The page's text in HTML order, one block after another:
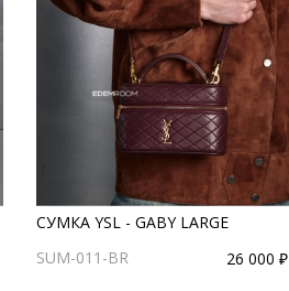
СУМКА YSL - GABY LARGE
SUM-011-BR
26 000 ₽